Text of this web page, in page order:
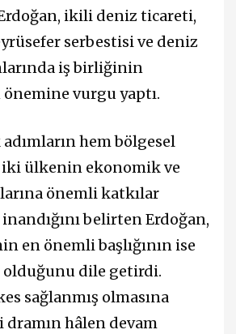
ikili deniz ticareti,
serbestisi ve deniz
iş birliğinin
önemine vurgu yaptı.
hem bölgesel
iki ülkenin ekonomik ve
önemli katkılar
inandığını belirten Erdoğan,
en önemli başlığının ise
olduğunu dile getirdi.
sağlanmış olmasına
hâlen devam